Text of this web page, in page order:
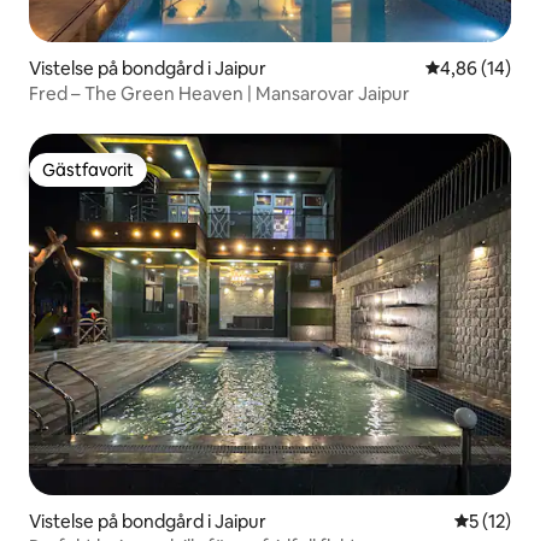
Vistelse på bondgård i Jaipur 4,86 av 5 i
4,86 (14)
Fred – The Green Heaven | Mansarovar Jaipur
Gästfavorit
Gästfavorit
Vistelse på bondgård i Jaipur 5 av 5 i
5 (12)